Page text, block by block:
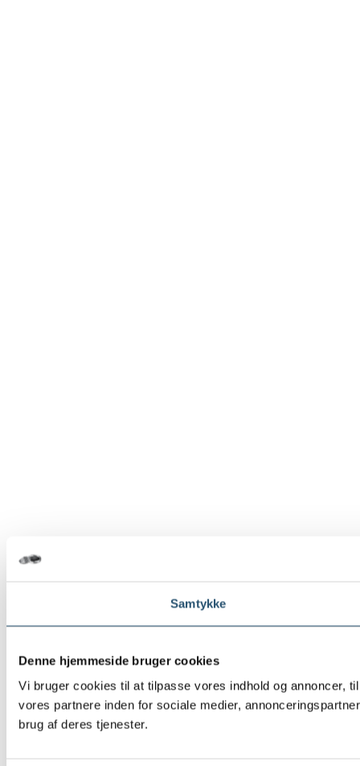
Samtykke
Denne hjemmeside bruger cookies
Vi bruger cookies til at tilpasse vores indhold og annoncer,
vores partnere inden for sociale medier,
brug af deres tjenester.